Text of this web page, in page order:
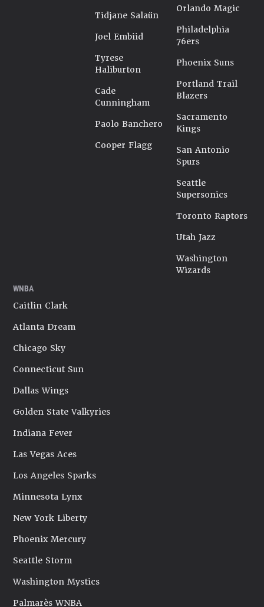
Tidjane Salaün
Joel Embiid
Tyrese
Haliburton
Cade
Cunningham
Paolo Banchero
Cooper Flagg
Orlando Magic
Philadelphia
76ers
Phoenix Suns
Portland Trail
Blazers
Sacramento
Kings
San Antonio
Spurs
Seattle
Supersonics
Toronto Raptors
Utah Jazz
Washington
Wizards
WNBA
Caitlin Clark
Atlanta Dream
Chicago Sky
Connecticut Sun
Dallas Wings
Golden State Valkyries
Indiana Fever
Las Vegas Aces
Los Angeles Sparks
Minnesota Lynx
New York Liberty
Phoenix Mercury
Seattle Storm
Washington Mystics
Palmarès WNBA